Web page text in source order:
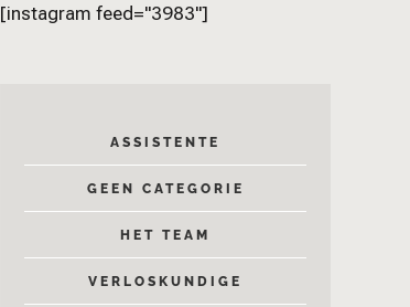
[instagram feed="3983"]
ASSISTENTE
GEEN CATEGORIE
HET TEAM
VERLOSKUNDIGE